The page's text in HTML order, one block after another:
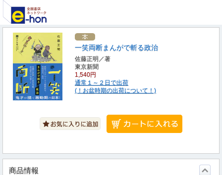
一笑両断まんがで斬る政治
佐藤正明／著
東京新聞
1,540円
通常１～２日で出荷
(！お盆時期の出荷について！)
商品情報